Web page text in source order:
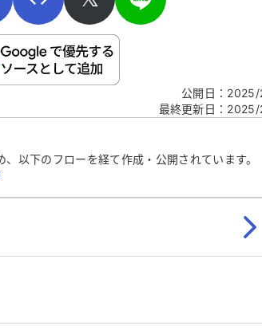
知検
ど
を
願い
名やご自身の病気の詳細などの個人情報は入れないでくだ
公開日 ： 2025/
最終更新日 ： 2025/
以下のフローを経て作成・公開されています。